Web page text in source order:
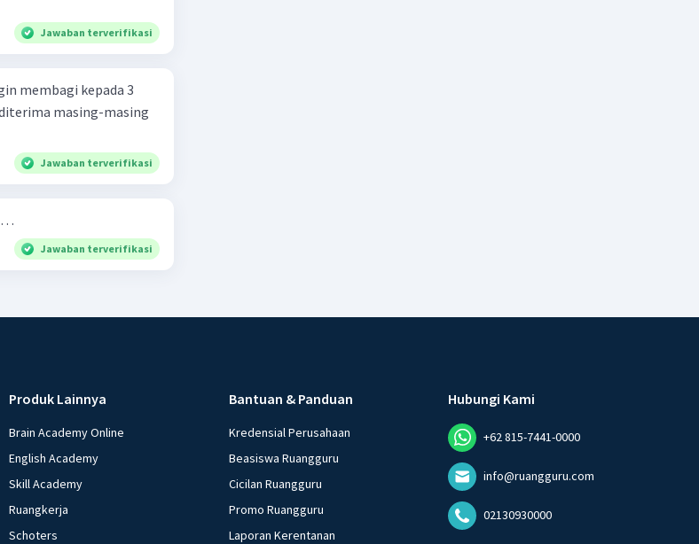
Jawaban terverifikasi
membagi kepada 3
masing-masing
Jawaban terverifikasi
9 ​ = …
Jawaban terverifikasi
Produk Lainnya
Brain Academy Online
English Academy
Skill Academy
Ruangkerja
Schoters
Bantuan & Panduan
Kredensial Perusahaan
Beasiswa Ruangguru
Cicilan Ruangguru
Promo Ruangguru
Laporan Kerentanan
Hubungi Kami
+62 815-7441-0000
info@ruangguru.com
02130930000